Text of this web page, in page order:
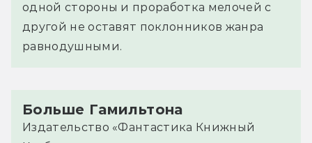
одной стороны и проработка мелочей с
другой не оставят поклонников жанра
равнодушными.
Больше Гамильтона
Издательство «Фантастика Книжный